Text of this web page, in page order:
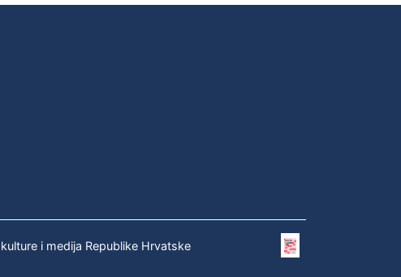
i medija Republike Hrvatske